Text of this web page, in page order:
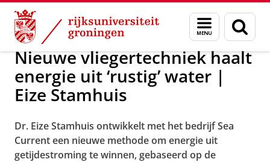
Skip
Content
Skip
Navigation
Menu
en
zoeken
Onderzoek Video archive
Nieuwe vliegertechniek haalt
energie uit ‘rustig’ water |
Eize Stamhuis
Dr. Eize Stamhuis ontwikkelt met het bedrijf Sea
Current een nieuwe methode om energie uit
getijdestroming te winnen, gebaseerd op de